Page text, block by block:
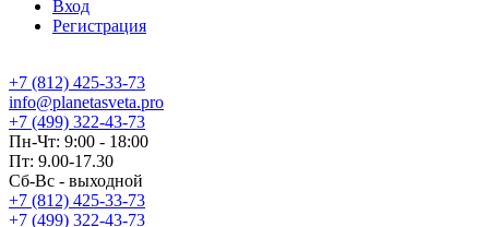
Вход
Регистрация
+7 (812) 425-33-73
info@planetasveta.pro
+7 (499) 322-43-73
Пн-Чт: 9:00 - 18:00
Пт: 9.00-17.30
Сб-Вс - выходной
+7 (812) 425-33-73
+7 (499) 322-43-73